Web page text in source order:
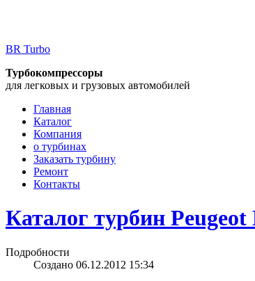
BR Turbo
Турбокомпрессоры
для легковых и грузовых автомобилей
Главная
Каталог
Компания
о турбинах
Заказать турбину
Ремонт
Контакты
Каталог турбин Peugeot
Подробности
Создано 06.12.2012 15:34